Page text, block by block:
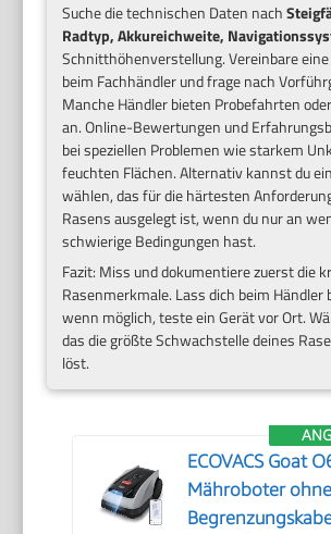
Suche die technischen Daten nach
Radtyp, Akkureichweite,
Schnitthöhenverstellung. Vereinbare
beim Fachhändler und frage nach
Manche Händler bieten Probefahrten
an. Online-Bewertungen und
bei speziellen Problemen wie starkem
feuchten Flächen. Alternativ kannst du
wählen, das für die härtesten
Rasens ausgelegt ist, wenn du nur an
schwierige Bedingungen hast.
Fazit: Miss und dokumentiere zuerst die
Rasenmerkmale. Lass dich beim Händler
wenn möglich, teste ein Gerät vor Ort.
das die größte Schwachstelle deines
löst.
ECOVACS Goat
Mähroboter ohne